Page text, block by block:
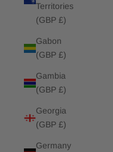
Territories
(GBP £)
Gabon
(GBP £)
Gambia
(GBP £)
Georgia
(GBP £)
Germany